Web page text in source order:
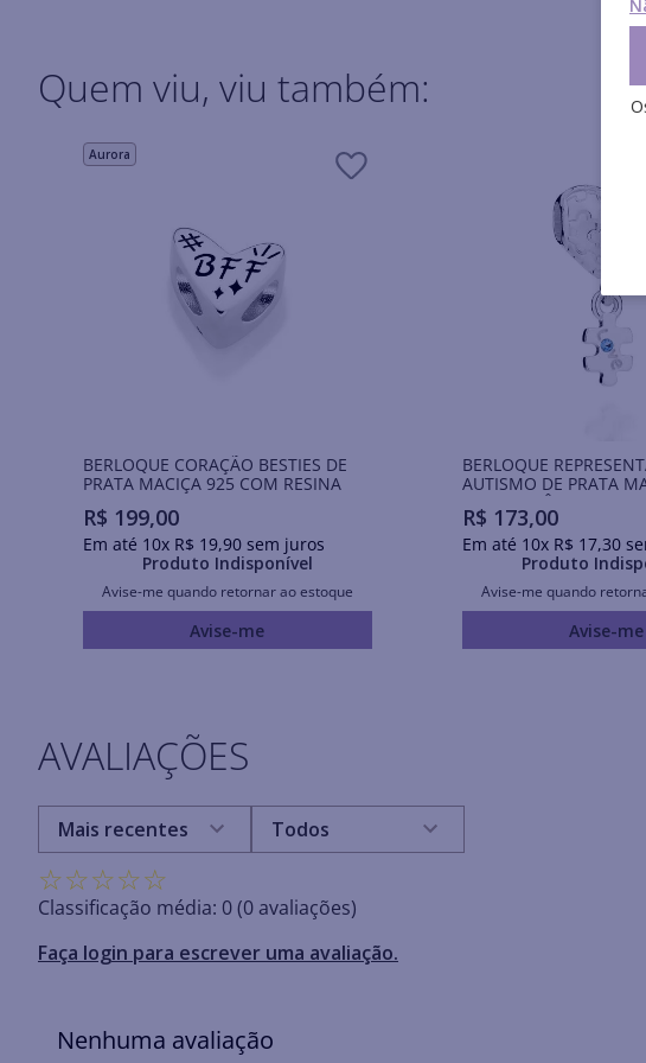
Quem viu, viu também:
Aurora
BERLOQUE CORAÇÃO BESTIES DE
PRATA MACIÇA 925 COM RESINA
R$ 199,00
Em até 10x R$ 19,90sem juros
Produto Indisponível
Avise-me quando retornar ao estoque
Avise-me
BERLOQUE
AUTISMO DE PRATA
COM ZIRCÔNIA
R$ 173,00
Em até 10x R$ 17,30
Produto
Avise-me quando
Avise-me
AVALIAÇÕES
☆☆☆☆☆
Classificação média: 0(0 avaliações)
Faça login para escrever uma avaliação.
Mais recentes Todos
Nenhuma avaliação